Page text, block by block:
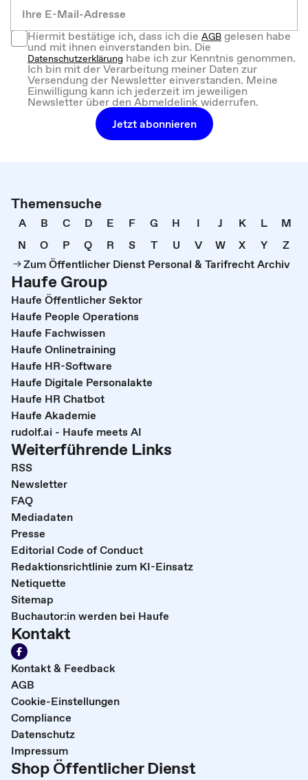
Hiermit bestätige ich, dass ich dieAGBgelesen habe
und mit ihnen einverstanden bin. Die
Datenschutzerklärung habe ich zur Kenntnis genommen.
Ich bin mit der Verarbeitung meiner Daten zur
Versendung der Newsletter einverstanden. Meine
Einwilligung kann ich jederzeit im jeweiligen
Newsletter über den Abmeldelink widerrufen.
Jetzt abonnieren
Themensuche
A B C D E F G H I J K L
M
N
O P Q R S T U V W X Y
Z
Zum Öffentlicher Dienst Personal & Tarifrecht Archiv
Haufe Group
Haufe Öffentlicher Sektor
Haufe People Operations
Haufe Fachwissen
Haufe Onlinetraining
Haufe HR-Software
Haufe Digitale Personalakte
Haufe HR Chatbot
Haufe Akademie
rudolf.ai - Haufe meets AI
Weiterführende Links
RSS
Newsletter
FAQ
Mediadaten
Presse
Editorial Code of Conduct
Redaktionsrichtlinie zum KI-Einsatz
Netiquette
Sitemap
Buchautor:in werden bei Haufe
Kontakt
Kontakt & Feedback
AGB
Cookie-Einstellungen
Compliance
Datenschutz
Impressum
Shop Öffentlicher Dienst